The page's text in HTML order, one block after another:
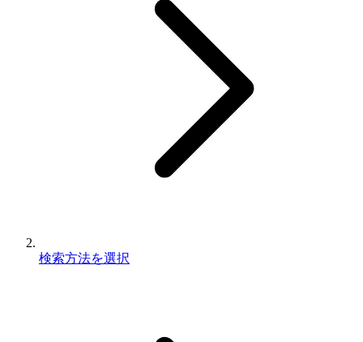
検索方法を選択